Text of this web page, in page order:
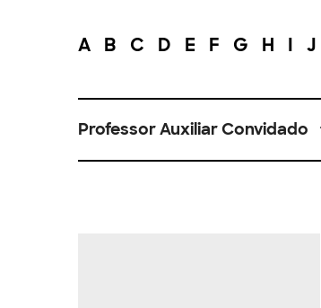
A B C D E F G H I J
Professor Auxiliar Convidado